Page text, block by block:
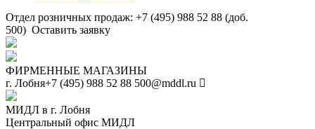
Отдел розничных продаж: +7 (495) 988 52 88 (доб.
500) Оставить заявку
ФИРМЕННЫЕ МАГАЗИНЫ
г. Лобня+7 (495) 988 52 88 500@mddl.ru
МИДЛ в г. Лобня
Центральный офис МИДЛ